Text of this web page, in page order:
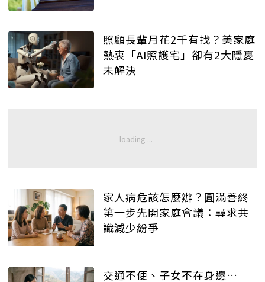
照顧長輩月花2千有找？美家庭
熱衷「AI照護宅」卻有2大隱憂
未解決
家人病危該怎麼辦？圓滿善終
第一步先開家庭會議：尋求共
識減少紛爭
交通不便、子女不在身邊…